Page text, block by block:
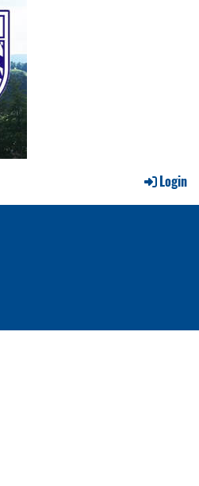
Login